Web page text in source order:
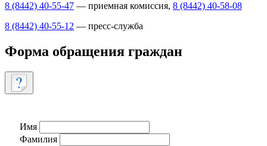
8 (8442) 40-55-47 — приемная комиссия, 8 (8442) 40-58-08
8 (8442) 40-55-12 — пресс-служба
Форма обращения граждан
Имя
Фамилия